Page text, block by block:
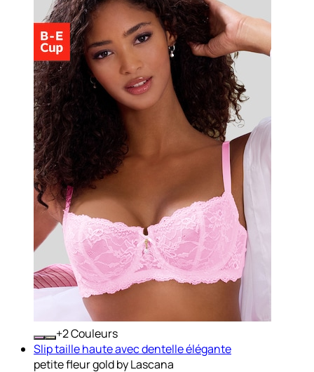
+ Couleurs
Slip taille haute avec dentelle élégante
petite fleur gold by Lascana